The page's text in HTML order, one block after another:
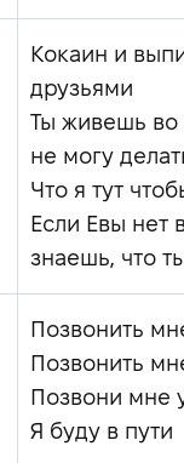
Кокаин и
друзьями
Ты живешь во
не могу
Что я тут
Если Евы нет
знаешь, что
Позвонить
Позвонить
Позвони мне
Я буду в пути